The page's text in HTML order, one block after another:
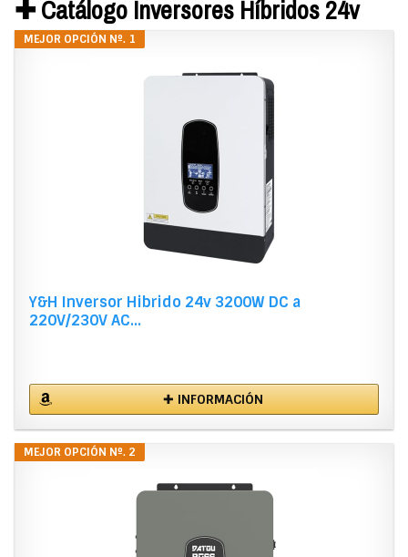
✚ Catálogo Inversores Híbridos 24v
MEJOR OPCIÓN Nº. 1
Y&H Inversor Hibrido 24v 3200W DC a
220V/230V AC...
✚ INFORMACIÓN
MEJOR OPCIÓN Nº. 2